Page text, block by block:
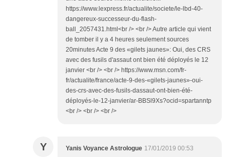
https://www.lexpress.fr/actualite/societe/le-lbd-40-
dangereux-successeur-du-flash-
ball_2057431.html<br /> <br /> Autre article qui vient
de tomber il y a 4 heures seulement sources
20minutes Acte 9 des «gilets jaunes»: Oui, des CRS
avec des fusils d'assaut ont bien été déployés le 12
janvier <br /> <br /> https://www.msn.com/fr-
fr/actualite/france/acte-9-des-«gilets-jaunes»-oui-
des-crs-avec-des-fusils-dassaut-ont-bien-été-
déployés-le-12-janvier/ar-BBSl9Xs?ocid=spartanntp
<br /> <br /> <br />
Y Yanis Voyance Astrologue 17/01/2019 00:53